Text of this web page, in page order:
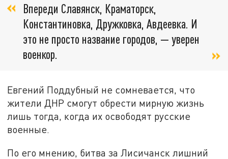
Впереди Славянск, Краматорск,
Константиновка, Дружковка, Авдеевка. И
это не просто название городов, — уверен
военкор.
Евгений Поддубный не сомневается, что
жители ДНР смогут обрести мирную жизнь
лишь тогда, когда их освободят русские
военные.
По его мнению, битва за Лисичанск лишний